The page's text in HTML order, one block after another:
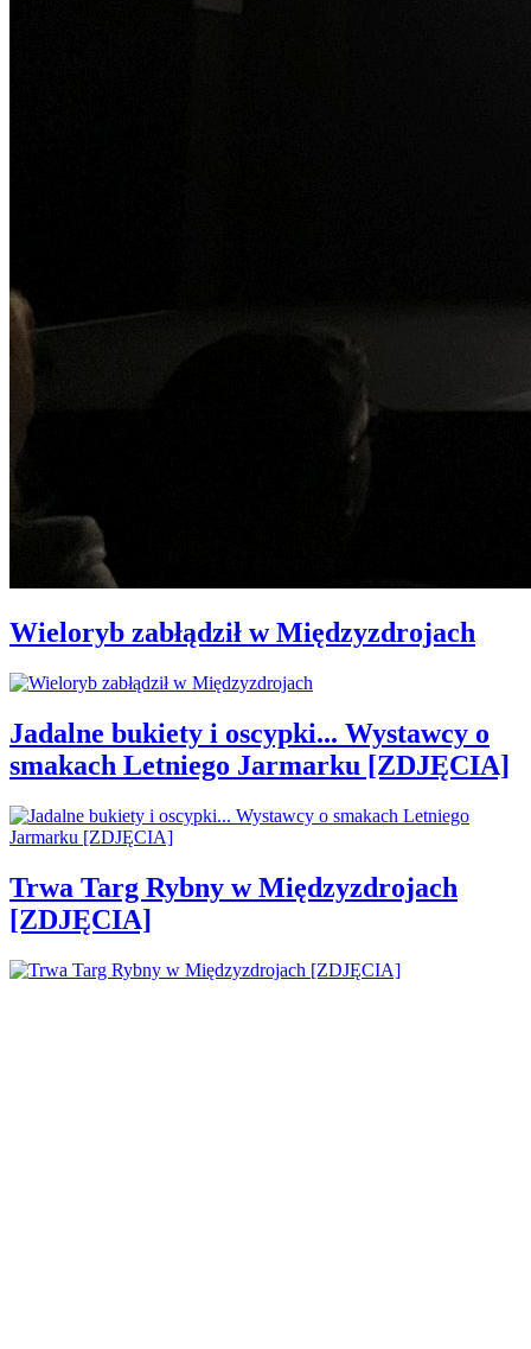
Wieloryb zabłądził w Międzyzdrojach
Jadalne bukiety i oscypki... Wystawcy o
smakach Letniego Jarmarku [ZDJĘCIA]
Trwa Targ Rybny w Międzyzdrojach
[ZDJĘCIA]